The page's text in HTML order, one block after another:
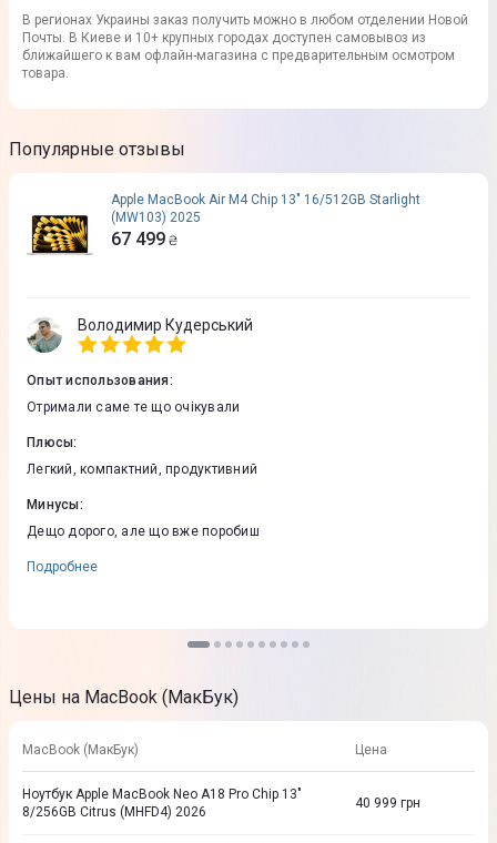
В регионах Украины заказ получить можно в любом отделении Новой
Почты. В Киеве и 10+ крупных городах доступен самовывоз из
ближайшего к вам офлайн-магазина с предварительным осмотром
товара.
Популярные отзывы
Apple MacBook Air M4 Chip 13" 16/512GB Starlight
(MW103) 2025
67 499 ₴
Володимир Кудерський
Опыт использования:
Отримали саме те що очікували
Плюсы:
Легкий, компактний, продуктивний
Минусы:
Дещо дорого, але що вже поробиш
Подробнее
Цены на MacBook (МакБук)
MacBook (МакБук) Цена
Ноутбук Apple MacBook Neo A18 Pro Chip 13"
8/256GB Citrus (MHFD4) 2026
40 999 грн